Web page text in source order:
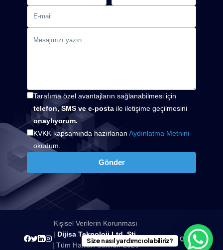
Tarafıma özel avantajların sağlanabilmesi için
telefon, SMS ve e-posta ile iletişime geçilmesini
onaylıyorum.
KVKK kapsamında hazırlanan Aydınlatma Metnini
okudum.
Gönder
Kişisel Verilerin Korunması
| Dijisa Teknoloji Ltd. Şti.
| Tüm Hakları Saklıdır2026
Yukarı Çık
Size nasıl yardımcı olabiliriz?